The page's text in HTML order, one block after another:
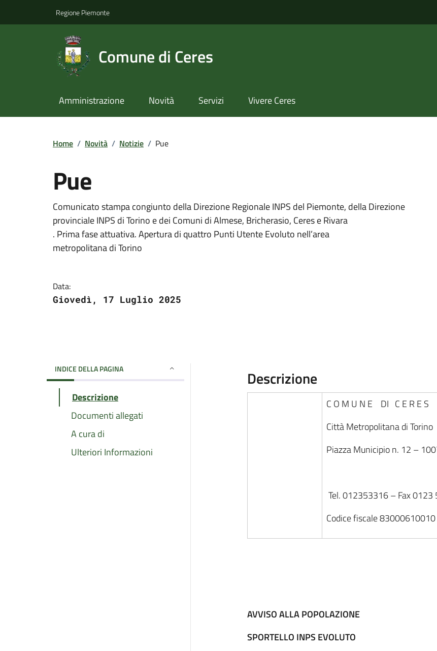
Regione Piemonte
Comune di Ceres
Amministrazione Novità Servizi Vivere Ceres
Home / Novità / Notizie / Pue
Pue
Comunicato stampa congiunto della Direzione Regionale INPS del Piemonte, della Direzione
provinciale INPS di Torino e dei Comuni di Almese, Bricherasio, Ceres e Rivara
. Prima fase attuativa. Apertura di quattro Punti Utente Evoluto nell’area
metropolitana di Torino
Data:
Giovedì, 17 Luglio 2025
INDICE DELLA PAGINA
Descrizione
Documenti allegati
A cura di
Ulteriori Informazioni
Descrizione
C O M U N E DI C E R E S
Città Metropolitana di Torino
Piazza Municipio n. 12 –
Tel. 012353316 – Fax 0123
Codice fiscale
AVVISO ALLA POPOLAZIONE
SPORTELLO INPS EVOLUTO